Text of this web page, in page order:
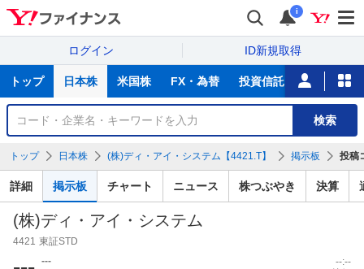
i
ログイン ID新規取得
サ
トップ 日本株 米国株 FX・為替 投資信託 ニュース
銘
検
索
検索
トップ 日本株 (株)ディ・アイ・システム【4421.T】 掲示板 投稿
詳細 掲示板 チャート ニュース 株つぶやき 決算
(株)ディ・アイ・システム
4421 東証STD
---
--:--